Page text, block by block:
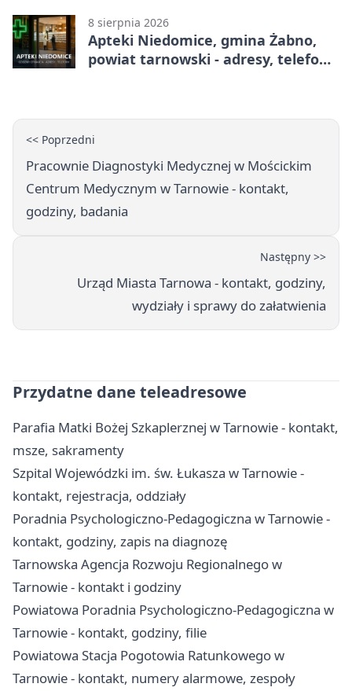
8 sierpnia 2026
Apteki Niedomice, gmina Żabno,
powiat tarnowski - adresy, telefony,
<< Poprzedni
Pracownie Diagnostyki Medycznej w Mościckim
Centrum Medycznym w Tarnowie - kontakt,
godziny, badania
Następny >>
Urząd Miasta Tarnowa - kontakt, godziny,
wydziały i sprawy do załatwienia
Przydatne dane teleadresowe
Parafia Matki Bożej Szkaplerznej w Tarnowie - kontakt,
msze, sakramenty
Szpital Wojewódzki im. św. Łukasza w Tarnowie -
kontakt, rejestracja, oddziały
Poradnia Psychologiczno-Pedagogiczna w Tarnowie -
kontakt, godziny, zapis na diagnozę
Tarnowska Agencja Rozwoju Regionalnego w
Tarnowie - kontakt i godziny
Powiatowa Poradnia Psychologiczno-Pedagogiczna w
Tarnowie - kontakt, godziny, filie
Powiatowa Stacja Pogotowia Ratunkowego w
Tarnowie - kontakt, numery alarmowe, zespoły